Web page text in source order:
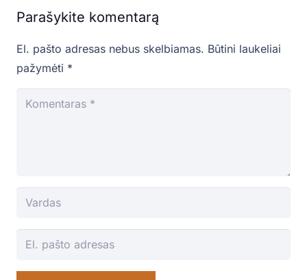
Parašykite komentarą
El. pašto adresas nebus skelbiamas. Būtini laukeliai
pažymėti *